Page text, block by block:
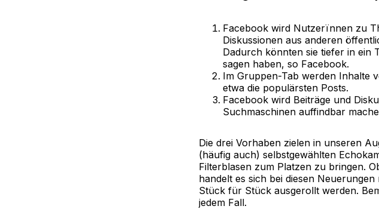
Facebook wird Nutzerïnnen zu
Diskussionen aus anderen
Dadurch könnten sie tiefer in ein
sagen haben, so Facebook.
Im Gruppen-Tab werden Inhalte
etwa die populärsten Posts.
Facebook wird Beiträge und
Suchmaschinen auffindbar
Die drei Vorhaben zielen in unseren
(häufig auch) selbstgewählten
Filterblasen zum Platzen zu bringen.
handelt es sich bei diesen
Stück für Stück ausgerollt werden.
jedem Fall.